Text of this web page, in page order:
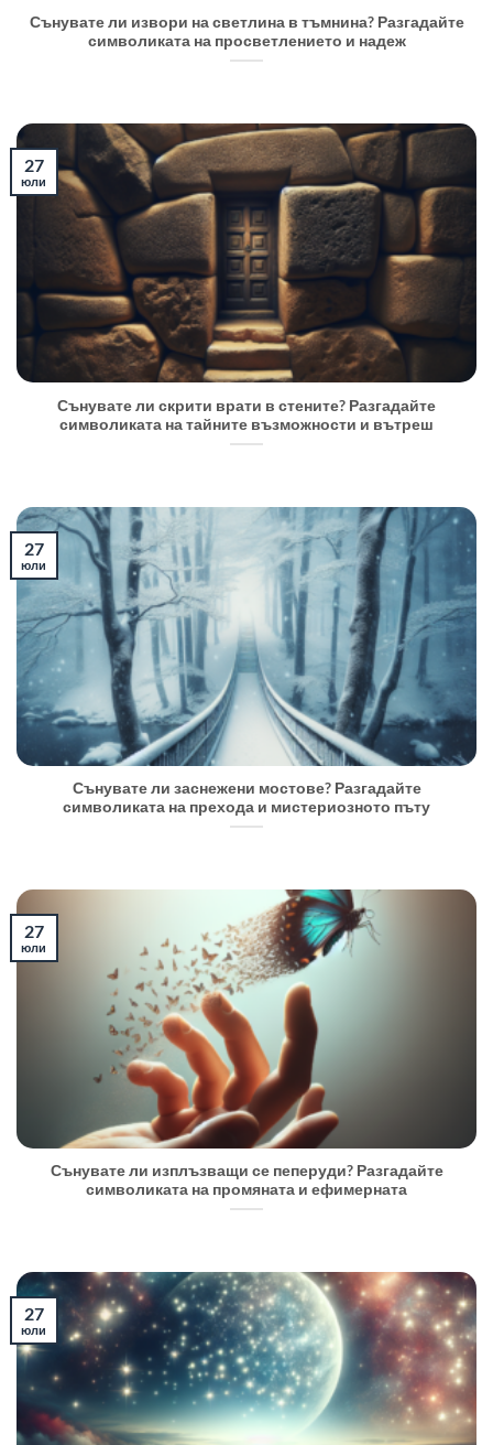
Сънувате ли извори на светлина в тъмнина? Разгадайте
символиката на просветлението и надеж
Сънувате ли скрити врати в стените? Разгадайте
символиката на тайните възможности и вътреш
27
юли
Сънувате ли заснежени мостове? Разгадайте
символиката на прехода и мистериозното пъту
27
юли
Сънувате ли изплъзващи се пеперуди? Разгадайте
символиката на промяната и ефимерната
27
юли
27
юли